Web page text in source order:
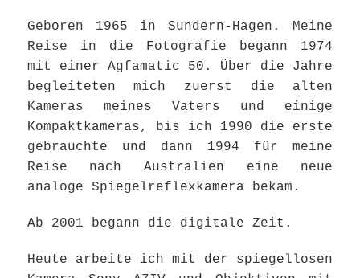
Geboren 1965 in Sundern-Hagen. Meine
Reise in die Fotografie begann 1974
mit einer Agfamatic 50. Über die Jahre
begleiteten mich zuerst die alten
Kameras meines Vaters und einige
Kompaktkameras, bis ich 1990 die erste
gebrauchte und dann 1994 für meine
Reise nach Australien eine neue
analoge Spiegelreflexkamera bekam.
Ab 2001 begann die digitale Zeit.
Heute arbeite ich mit der spiegellosen